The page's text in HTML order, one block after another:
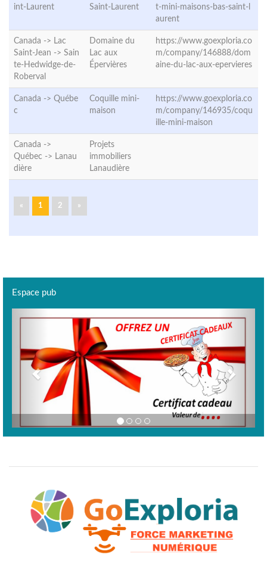
int-Laurent
Saint-Laurent
t-mini-maisons-bas-saint-l
aurent
Canada -> Lac
Saint-Jean -> Sain
te-Hedwidge-de-
Roberval
Domaine du
Lac aux
Épervières
https://www.goexploria.co
m/company/146888/dom
aine-du-lac-aux-epervieres
Canada -> Québe
c
Coquille mini-
maison
https://www.goexploria.co
m/company/146935/coqu
ille-mini-maison
Canada ->
Québec -> Lanau
dière
Projets
immobiliers
Lanaudière
« 1 2 »
Espace pub